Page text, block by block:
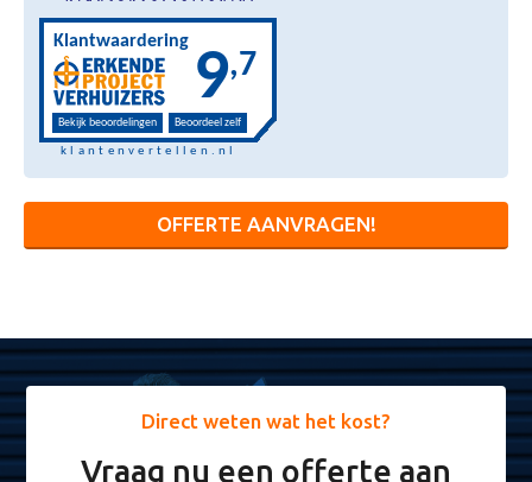
OFFERTE AANVRAGEN!
Direct weten wat het kost?
Vraag nu een offerte aan